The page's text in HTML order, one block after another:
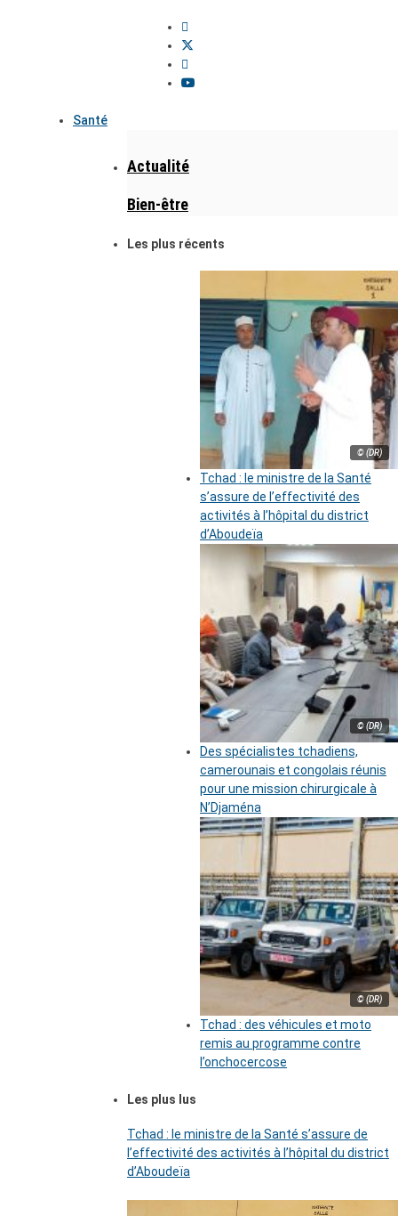
Santé
Actualité
Bien-être
Les plus récents
© (DR)
Tchad : le ministre de la Santé
s’assure de l’effectivité des
activités à l’hôpital du district
d’Aboudeïa
© (DR)
Des spécialistes tchadiens,
camerounais et congolais réunis
pour une mission chirurgicale à
N’Djaména
© (DR)
Tchad : des véhicules et moto
remis au programme contre
l’onchocercose
Les plus lus
Tchad : le ministre de la Santé s’assure de
l’effectivité des activités à l’hôpital du district
d’Aboudeïa